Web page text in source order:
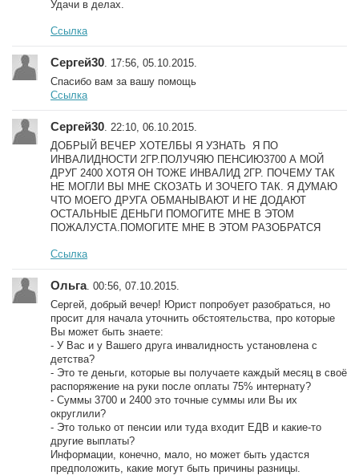
Удачи в делах.
Ссылка
Сергей30 . 17:56, 05.10.2015.
Спасибо вам за вашу помощь
Ссылка
Сергей30 . 22:10, 06.10.2015.
ДОБРЫЙ ВЕЧЕР ХОТЕЛБЫ Я УЗНАТЬ Я ПО
ИНВАЛИДНОСТИ 2ГР.ПОЛУЧЯЮ ПЕНСИЮ3700 А МОЙ
ДРУГ 2400 ХОТЯ ОН ТОЖЕ ИНВАЛИД 2ГР. ПОЧЕМУ ТАК
НЕ МОГЛИ ВЫ МНЕ СКОЗАТЬ И ЗОЧЕГО ТАК. Я ДУМАЮ
ЧТО МОЕГО ДРУГА ОБМАНЫВАЮТ И НЕ ДОДАЮТ
ОСТАЛЬНЫЕ ДЕНЬГИ ПОМОГИТЕ МНЕ В ЭТОМ
ПОЖАЛУСТА.ПОМОГИТЕ МНЕ В ЭТОМ РАЗОБРАТСЯ
Ссылка
Ольга. 00:56, 07.10.2015.
Сергей, добрый вечер! Юрист попробует разобраться, но
просит для начала уточнить обстоятельства, про которые
Вы может быть знаете:
- У Вас и у Вашего друга инвалидность установлена с
детства?
- Это те деньги, которые вы получаете каждый месяц в своё
распоряжение на руки после оплаты 75% интернату?
- Суммы 3700 и 2400 это точные суммы или Вы их
округлили?
- Это только от пенсии или туда входит ЕДВ и какие-то
другие выплаты?
Информации, конечно, мало, но может быть удастся
предположить, какие могут быть причины разницы.